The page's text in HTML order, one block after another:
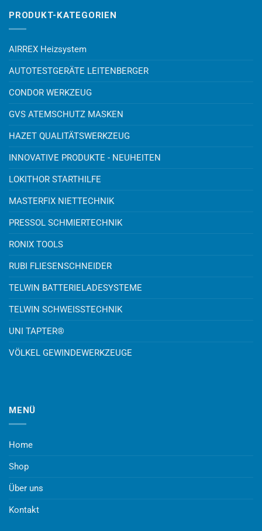
PRODUKT-KATEGORIEN
AIRREX Heizsystem
AUTOTESTGERÄTE LEITENBERGER
CONDOR WERKZEUG
GVS ATEMSCHUTZ MASKEN
HAZET QUALITÄTSWERKZEUG
INNOVATIVE PRODUKTE - NEUHEITEN
LOKITHOR STARTHILFE
MASTERFIX NIETTECHNIK
PRESSOL SCHMIERTECHNIK
RONIX TOOLS
RUBI FLIESENSCHNEIDER
TELWIN BATTERIELADESYSTEME
TELWIN SCHWEISSTECHNIK
UNI TAPTER®
VÖLKEL GEWINDEWERKZEUGE
MENÜ
Home
Shop
Über uns
Kontakt